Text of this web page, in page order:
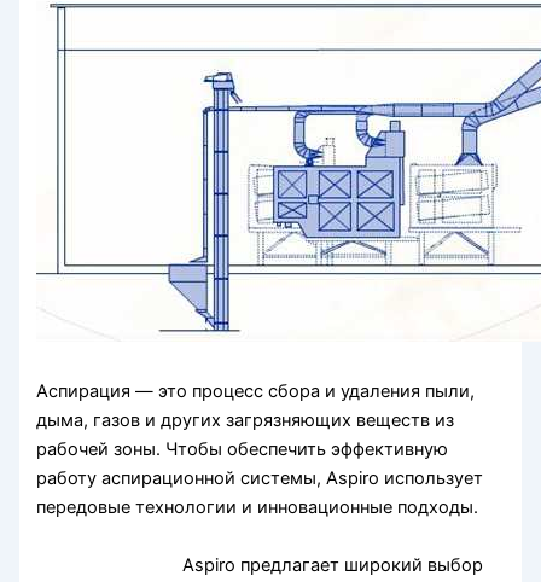
Аспирация — это процесс сбора и удаления пыли,
дыма, газов и других загрязняющих веществ из
рабочей зоны. Чтобы обеспечить эффективную
работу аспирационной системы, Aspiro использует
передовые технологии и инновационные подходы.
Aspiro предлагает широкий выбор